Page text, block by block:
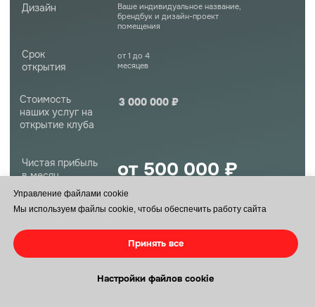
Управление файлами cookie
Мы используем файлы cookie, чтобы обеспечить работу сайта
Принять все
Настройки файлов cookie